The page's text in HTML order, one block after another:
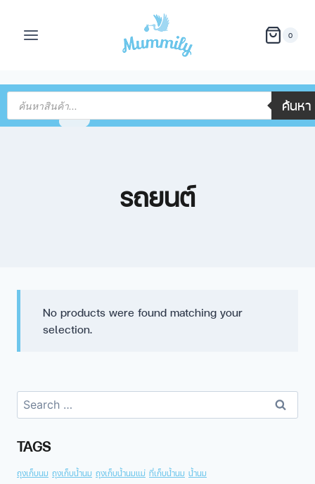
0
ค้นหา
รถยนต์
No products were found matching your
selection.
TAGS
ถุงเก็บนม ถุงเก็บน้ำนม ถุงเก็บน้ำนมแม่ ที่เก็บน้ำนม น้ำนม